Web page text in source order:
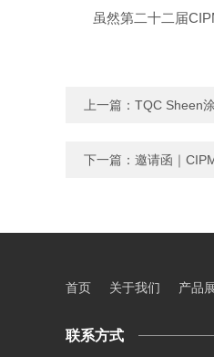
虽然第二十二届
上一篇： TQC Sheen
下一篇： 邀请函｜
首页 关于我们 产品
联系方式